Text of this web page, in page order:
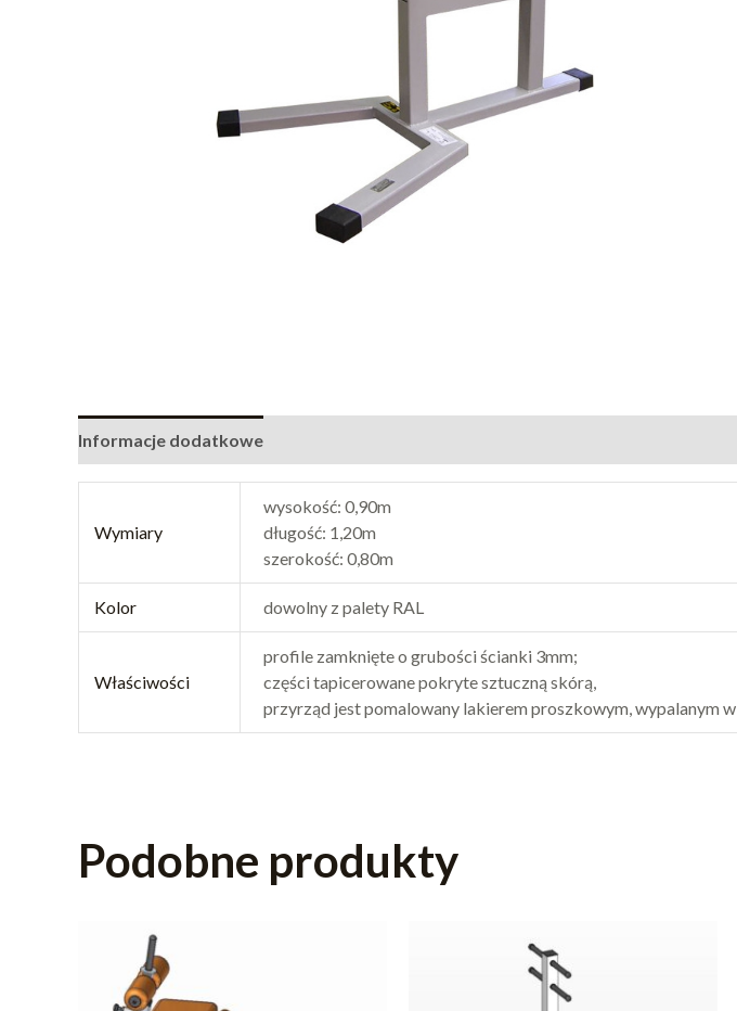
Informacje dodatkowe
Wymiary
wysokość: 0,90m
długość: 1,20m
szerokość: 0,80m
Kolor dowolny z palety RAL
Właściwości
profile zamknięte o grubości ścianki 3mm;
części tapicerowane pokryte sztuczną skórą,
przyrząd jest pomalowany lakierem proszkowym, wypalanym
Podobne produkty